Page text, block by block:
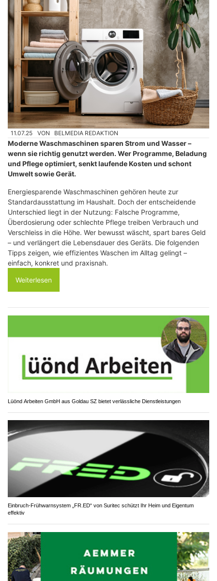
11.07.25 VON BELMEDIA REDAKTION
Moderne Waschmaschinen sparen Strom und Wasser –
wenn sie richtig genutzt werden. Wer Programme, Beladung
und Pflege optimiert, senkt laufende Kosten und schont
Umwelt sowie Gerät.
Energiesparende Waschmaschinen gehören heute zur
Standardausstattung im Haushalt. Doch der entscheidende
Unterschied liegt in der Nutzung: Falsche Programme,
Überdosierung oder schlechte Pflege treiben Verbrauch und
Verschleiss in die Höhe. Wer bewusst wäscht, spart bares Geld
– und verlängert die Lebensdauer des Geräts. Die folgenden
Tipps zeigen, wie effizientes Waschen im Alltag gelingt –
einfach, konkret und praxisnah.
Weiterlesen
Lüönd Arbeiten GmbH aus Goldau SZ bietet verlässliche Dienstleistungen
Einbruch-Frühwarnsystem „FR.ED“ von Suritec schützt Ihr Heim und Eigentum
effektiv